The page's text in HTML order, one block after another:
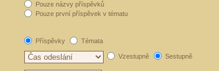
Pouze názvy příspěvků
Pouze první příspěvek v tématu
Příspěvky
Témata
Vzestupně Sestupně